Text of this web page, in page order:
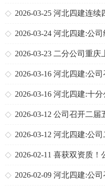
大会
2026-03-25 河北四建连续
询行业先进单位荣誉称号
2026-03-24 河北四建:公
2026-03-23 二分公司重庆
2026-03-16 河北四建:公
启动部署会
2026-03-16 河北四建:十分
北省建设工程安全生产标
2026-03-12 公司召开二届
2026-03-12 河北四建:公
2026-02-11 喜获双资质！
安装专业承包贰级资质
2026-02-09 河北四建:公司